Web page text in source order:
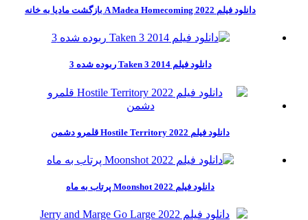
دانلود فیلم A Madea Homecoming 2022 بازگشت مادیا به خانه
دانلود فیلم Taken 3 2014 ربوده شده 3
دانلود فیلم Hostile Territory 2022 قلمرو دشمن
دانلود فیلم Moonshot 2022 پرتاب به ماه